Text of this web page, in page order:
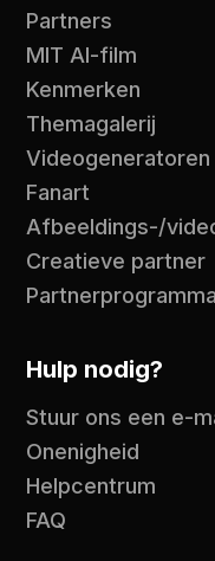
Partners
MIT AI-film
Kenmerken
Themagalerij
Videogeneratoren
Fanart
Afbeeldings-/
Creatieve partner
Partnerprogramma
Hulp nodig?
Stuur ons een e-
Onenigheid
Helpcentrum
FAQ